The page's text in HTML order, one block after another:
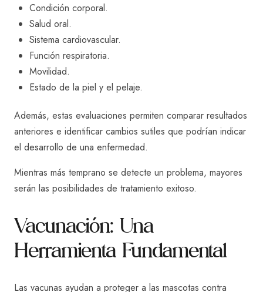
Condición corporal.
Salud oral.
Sistema cardiovascular.
Función respiratoria.
Movilidad.
Estado de la piel y el pelaje.
Además, estas evaluaciones permiten comparar resultados
anteriores e identificar cambios sutiles que podrían indicar
el desarrollo de una enfermedad.
Mientras más temprano se detecte un problema, mayores
serán las posibilidades de tratamiento exitoso.
Vacunación: Una
Herramienta Fundamental
Las vacunas ayudan a proteger a las mascotas contra